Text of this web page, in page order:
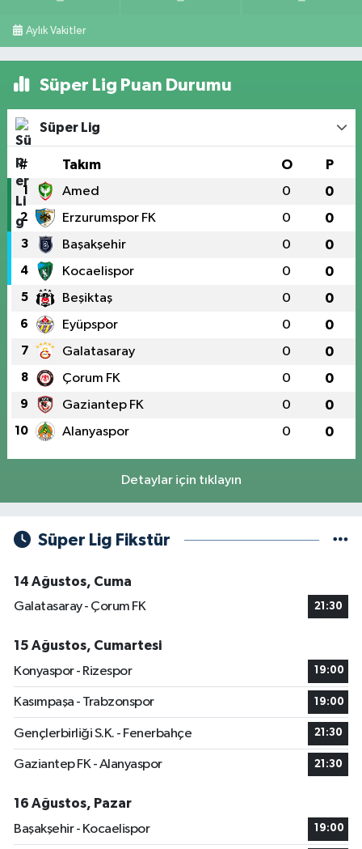
Aylık Vakitler
Süper Lig Puan Durumu
Süper Lig
# Takım O P
1 Amed 0 0
2 Erzurumspor FK 0 0
3 Başakşehir 0 0
4 Kocaelispor 0 0
5 Beşiktaş 0 0
6 Eyüpspor 0 0
7 Galatasaray 0 0
8 Çorum FK 0 0
9 Gaziantep FK 0 0
10 Alanyaspor 0 0
Detaylar için tıklayın
Süper Lig Fikstür
14 Ağustos, Cuma
Galatasaray - Çorum FK
21:30
15 Ağustos, Cumartesi
Konyaspor - Rizespor
19:00
Kasımpaşa - Trabzonspor 19:00
Gençlerbirliği S.K. - Fenerbahçe 21:30
Gaziantep FK - Alanyaspor 21:30
16 Ağustos, Pazar
Başakşehir - Kocaelispor
19:00